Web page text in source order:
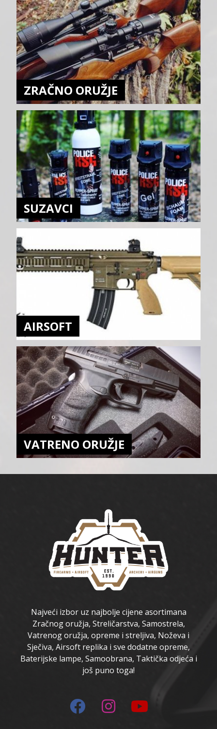
ZRAČNO ORUŽJE
SUZAVCI
AIRSOFT
VATRENO ORUŽJE
Najveći izbor uz najbolje cijene asortimana
Zračnog oružja, Streličarstva, Samostrela,
Vatrenog oružja, opreme i streljiva, Noževa i
Sječiva, Airsoft replika i sve dodatne opreme,
Baterijske lampe, Samoobrana, Taktička odjeća i
još puno toga!